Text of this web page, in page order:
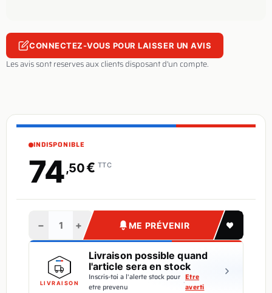
CONNECTEZ-VOUS POUR LAISSER UN AVIS
Les avis sont reserves aux clients disposant d'un compte.
INDISPONIBLE
74,50€ TTC
− + ME PRÉVENIR
LIVRAISON
Livraison possible quand
l'article sera en stock
Inscris-toi a l'alerte stock pour
etre prevenu
·Etre
averti